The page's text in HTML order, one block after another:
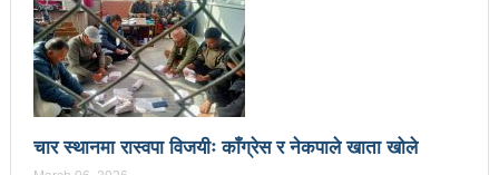
सहकारीसम्बन्धी उजुरी र गुनासो सङ्कलन गरी विश्लेषण
उच्चस्तरीय जाँचबुझ समिति गठन गरिन्छ : प्रधानमन्त्री
उद्योगको प्रवर्द्धन र विस्तारका लागि प्रदेश सरकारले कानुनी
जटिलतालाई हटाउने: मन्त्री बस्नेत
चार स्थानमा रास्वपा विजयीः काँग्रेस र नेकपाले खाता खोले